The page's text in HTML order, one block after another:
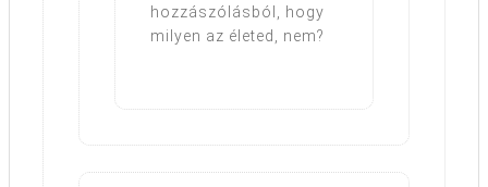
hozzászólásból, hogy
milyen az életed, nem?